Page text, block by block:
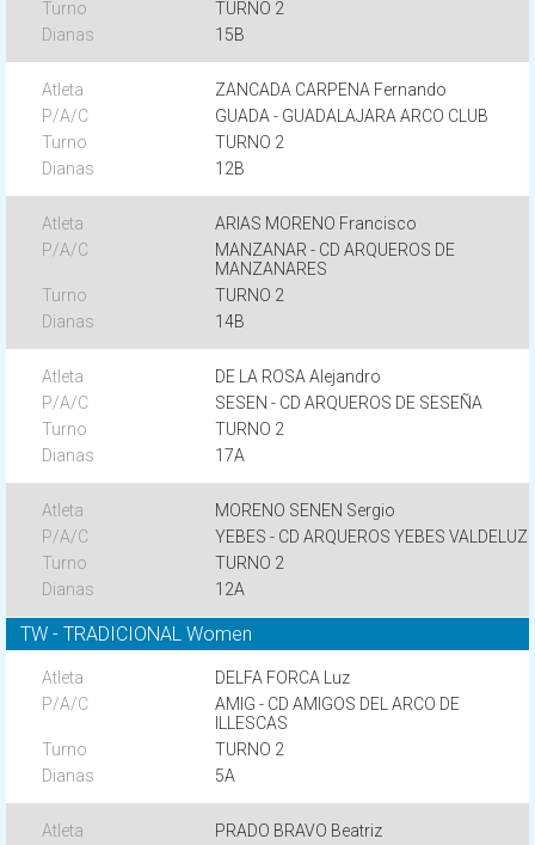
TURNO 2
15B
ZANCADA CARPENA Fernando
GUADA - GUADALAJARA ARCO CLUB
TURNO 2
12B
ARIAS MORENO Francisco
MANZANAR - CD ARQUEROS DE
MANZANARES
TURNO 2
14B
DE LA ROSA Alejandro
SESEN - CD ARQUEROS DE SESEÑA
TURNO 2
17A
MORENO SENEN Sergio
YEBES - CD ARQUEROS YEBES VALDELUZ
TURNO 2
12A
TW - TRADICIONAL Women
DELFA FORCA Luz
AMIG - CD AMIGOS DEL ARCO DE
ILLESCAS
TURNO 2
5A
PRADO BRAVO Beatriz